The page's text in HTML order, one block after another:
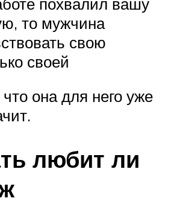
то мужчина
свою
своей
она для него уже
любит ли